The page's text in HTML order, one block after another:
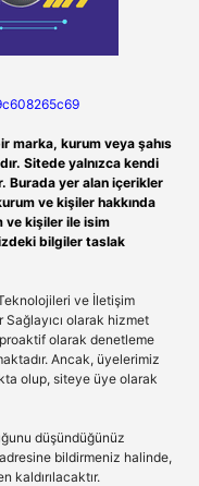
marka, kurum veya şahıs
Sitede yalnızca kendi
Burada yer alan içerikler
ve kişiler hakkında
ve kişiler ile isim
bilgiler taslak
ve İletişim
Sağlayıcı olarak hizmet
olarak denetleme
Ancak, üyelerimiz
olup, siteye üye olarak
düşündüğünüz
adresine bildirmeniz halinde,
kaldırılacaktır.